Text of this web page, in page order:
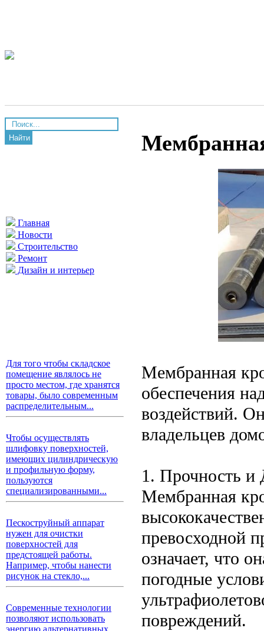
Найти
Главная
Новости
Строительство
Ремонт
Дизайн и интерьер
Для того чтобы складское
помещение являлось не
просто местом, где хранятся
товары, было современным
распределительным...
Чтобы осуществлять
шлифовку поверхностей,
имеющих цилиндрическую
и профильную форму,
пользуются
специализированными...
Пескоструйный аппарат
нужен для очистки
поверхностей для
предстоящей работы.
Например, чтобы нанести
рисунок на стекло,...
Современные технологии
позволяют использовать
энергию альтернативных
Мембранная
обеспечения
воздействий.
владельцев
1. Прочность и
Мембранная
превосходной
означает, что
погодные
повреждений.